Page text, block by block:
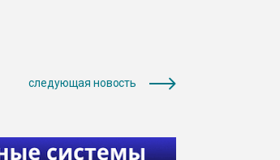
следующая новость